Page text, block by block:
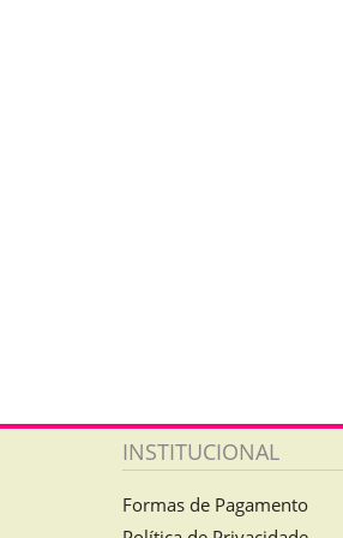
INSTITUCIONAL
Formas de Pagamento